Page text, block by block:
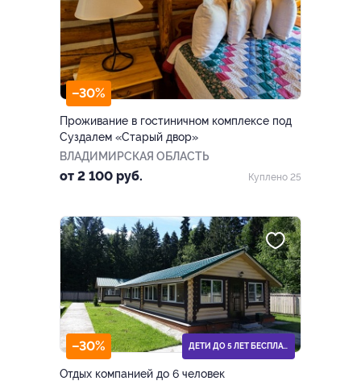
–30%
Проживание в гостиничном комплексе под
Суздалем «Старый двор»
ВЛАДИМИРСКАЯ ОБЛАСТЬ
от 2 100 руб. Куплено 25
–30% ДЕТИ ДО 5 ЛЕТ БЕСПЛАТНО
Отдых компанией до 6 человек